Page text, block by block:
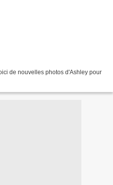
de nouvelles photos d'Ashley pour